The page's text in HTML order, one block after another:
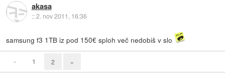
akasa
::2. nov 2011, 16:36
samsung f3 1TB iz pod 150€ sploh več nedobiš v slo
« 1 2 »